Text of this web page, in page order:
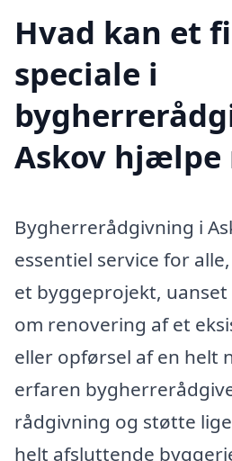
Hvad kan et
speciale i
Askov hjælpe
Bygherrerådgivning i
essentiel service for
et byggeprojekt,
om renovering af et
eller opførsel af en helt
erfaren
rådgivning og støtte
helt afsluttende